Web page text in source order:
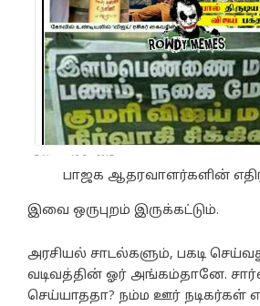
பாஜக ஆதரவாளர்களின்
இவை ஒருபுறம் இருக்கட்டும்.
அரசியல் சாடல்களும், பகடி
வடிவத்தின் ஓர் அங்கம்தானே.
செய்யாததா? நம்ம ஊர் நடிகர்கள்